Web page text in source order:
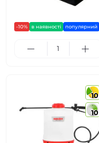
-10% в наявності популярний
10
10